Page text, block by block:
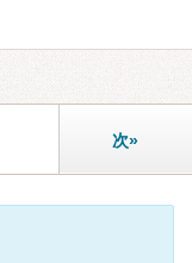
次»